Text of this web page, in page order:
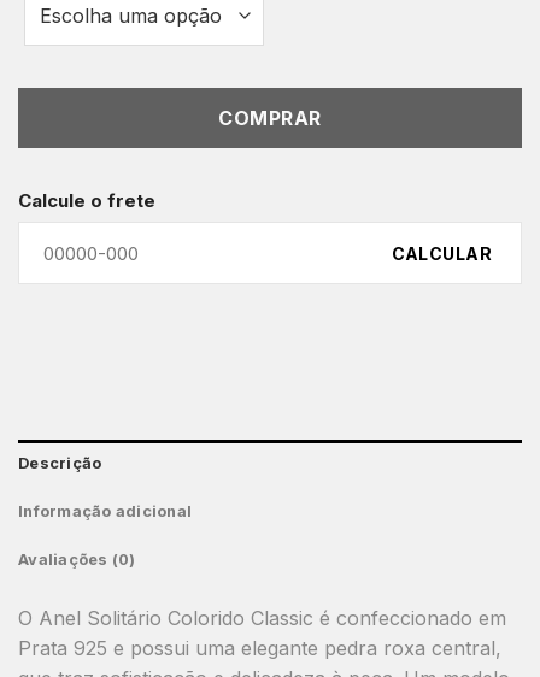
COMPRAR
Calcule o frete
CALCULAR
Descrição
Informação adicional
Avaliações (0)
O Anel Solitário Colorido Classic é confeccionado em
Prata 925 e possui uma elegante pedra roxa central,